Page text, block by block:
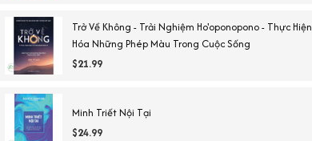
Trở Về Không - Trải Nghiệm Ho'oponopono - Thực Hiện
Hóa Những Phép Màu Trong Cuộc Sống
$21.99
Minh Triết Nội Tại
$24.99